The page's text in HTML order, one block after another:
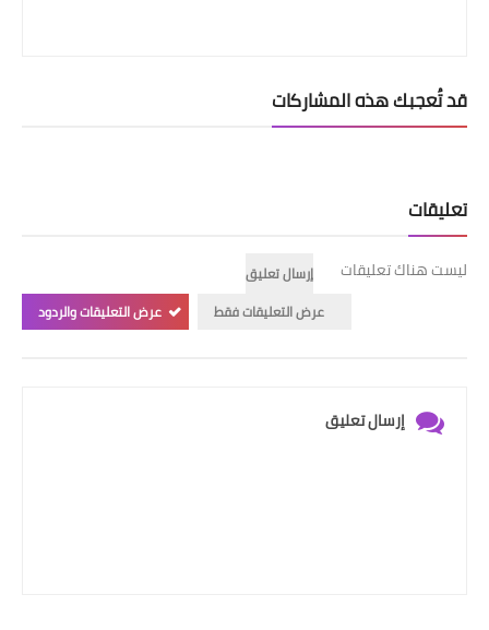
قد تُعجبك هذه المشاركات
تعليقات
ليست هناك تعليقات
إرسال تعليق
عرض التعليقات فقط
عرض التعليقات والردود
إرسال تعليق